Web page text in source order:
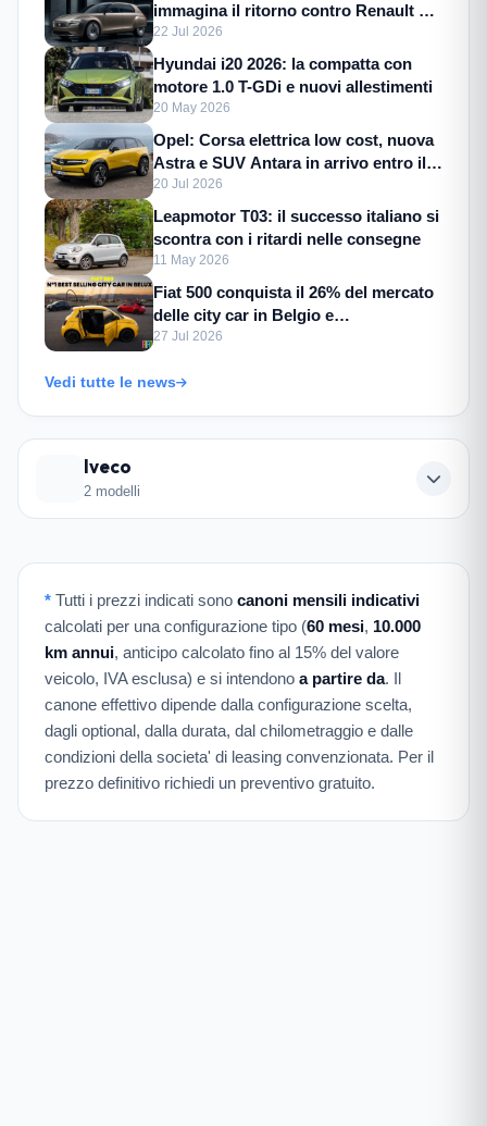
Iveco
2 modelli
immagina il ritorno contro Renault 4
E-Tech
22 Jul 2026
Hyundai i20 2026: la compatta con
motore 1.0 T-GDi e nuovi allestimenti
20 May 2026
Opel: Corsa elettrica low cost, nuova
Astra e SUV Antara in arrivo entro il
2028
20 Jul 2026
Leapmotor T03: il successo italiano si
scontra con i ritardi nelle consegne
11 May 2026
Fiat 500 conquista il 26% del mercato
delle city car in Belgio e
Lussemburgo
27 Jul 2026
Vedi tutte le news
* Tutti i prezzi indicati sono canoni mensili indicativi
calcolati per una configurazione tipo (60 mesi, 10.000
km annui, anticipo calcolato fino al 15% del valore
veicolo, IVA esclusa) e si intendono a partire da. Il
canone effettivo dipende dalla configurazione scelta,
dagli optional, dalla durata, dal chilometraggio e dalle
condizioni della societa' di leasing convenzionata. Per il
prezzo definitivo richiedi un preventivo gratuito.